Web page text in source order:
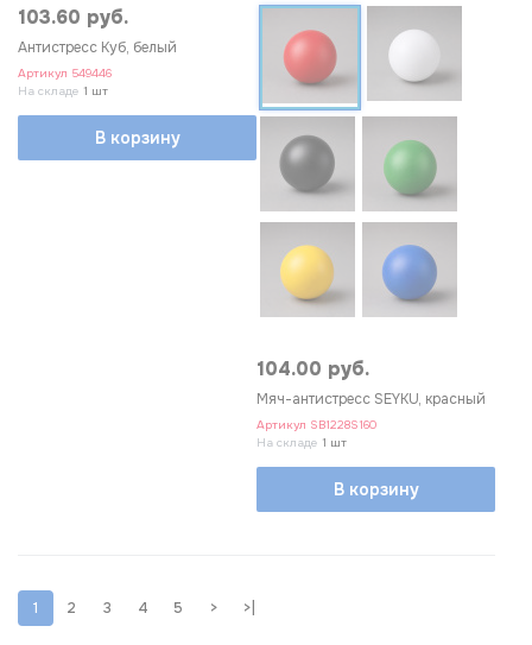
103.60 руб.
Антистресс Куб, белый
Артикул 549446
На складе 1 шт
В корзину
104.00 руб.
Мяч-антистресс SEYKU, красный
Артикул SB1228S160
На складе 1 шт
В корзину
1 2 3 4 5 > >|